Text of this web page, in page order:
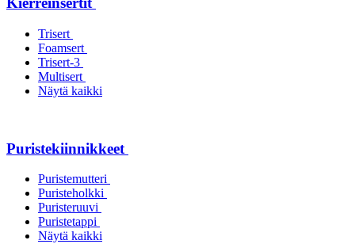
Trisert
Foamsert
Trisert-3
Multisert
Näytä kaikki
Puristekiinnikkeet
Puristemutteri
Puristeholkki
Puristeruuvi
Puristetappi
Näytä kaikki